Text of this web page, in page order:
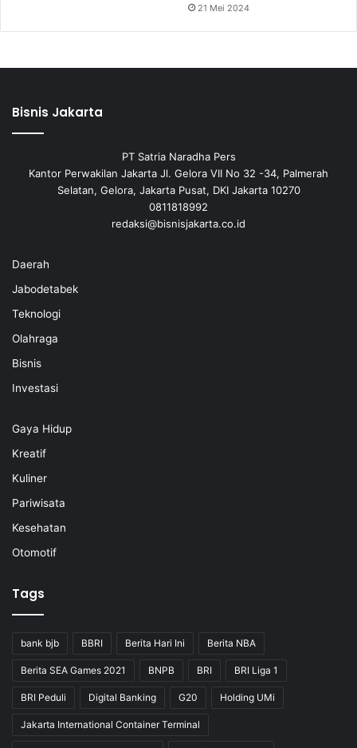
21 Mei 2024
Bisnis Jakarta
PT Satria Naradha Pers
Kantor Perwakilan Jakarta Jl. Gelora VII No 32 -34, Palmerah
Selatan, Gelora, Jakarta Pusat, DKI Jakarta 10270
0811818992
redaksi@bisnisjakarta.co.id
Daerah
Jabodetabek
Teknologi
Olahraga
Bisnis
Investasi
Gaya Hidup
Kreatif
Kuliner
Pariwisata
Kesehatan
Otomotif
Tags
bank bjb BBRI Berita Hari Ini Berita NBA
Berita SEA Games 2021 BNPB BRI BRI Liga 1
BRI Peduli Digital Banking G20 Holding UMi
Jakarta International Container Terminal